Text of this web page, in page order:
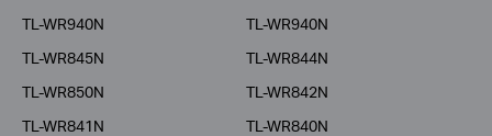
TL-WR940N
TL-WR940N
TL-WR845N
TL-WR844N
TL-WR850N
TL-WR842N
TL-WR841N
TL-WR840N